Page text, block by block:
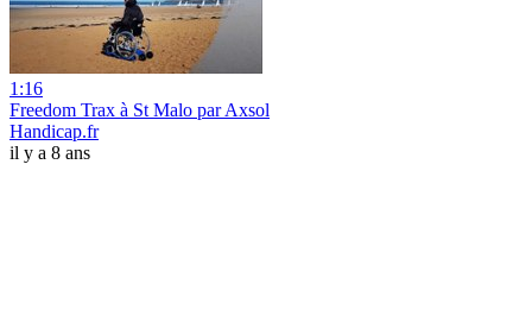
1:16
Freedom Trax à St Malo par Axsol
Handicap.fr
il y a 8 ans